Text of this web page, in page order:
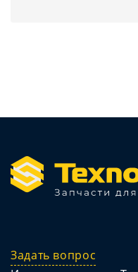
Задать вопрос